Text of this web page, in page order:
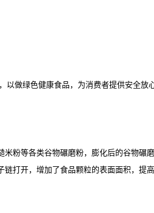
以做绿色健康食品，为消费者提供安全放
粉等各类谷物碾磨粉，膨化后的谷物碾
打开，增加了食品颗粒的表面面积，